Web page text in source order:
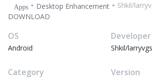
Apps Desktop Enhancement
Shkil/
DOWNLOAD
OS
Android
Developer
Shkil/larryvgs
Category Version